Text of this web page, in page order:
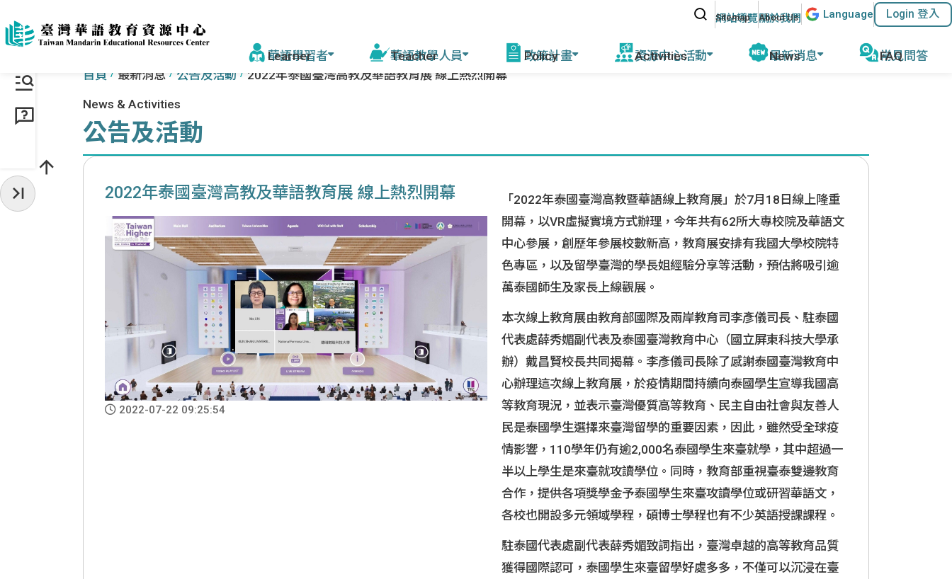
跳到主要內容區塊
站內搜尋
網站導覽關於我們 Language Login 登入
華語學習者
學校一覽
來臺步驟
獎學金
為什麼選臺灣
為什麼選臺灣
認識正體字
國際人才招生
驚豔臺灣學華語 測驗資訊
篩系統
華語教學人員
各校培訓
參考教材清單 華師任教心得
赴外華師
赴外華助
國內外徵才
駐外教育組
政策計畫
相關計畫 優華語官方資訊
執行學校網站與聯繫資訊
資源中心活動
年會ACTFL
最新消息 常見問答
首頁 最新消息 公告及活動 2022年泰國臺灣高教及華語教育展 線上熱烈開幕
News & Activities
公告及活動
2022年泰國臺灣高教及華語教育展 線上熱烈開幕
2022-07-22 09:25:54
「2022年泰國臺灣高教暨華語線上教育展」於7月18日線上隆重
開幕，以VR虛擬實境方式辦理，今年共有62所大專校院及華語文
中心參展，創歷年參展校數新高，教育展安排有我國大學校院特
色專區，以及留學臺灣的學長姐經驗分享等活動，預估將吸引逾
萬泰國師生及家長上線觀展。
本次線上教育展由教育部國際及兩岸教育司李彥儀司長、駐泰國
代表處薛秀媚副代表及泰國臺灣教育中心（國立屏東科技大學承
辦）戴昌賢校長共同揭幕。李彥儀司長除了感謝泰國臺灣教育中
心辦理這次線上教育展，於疫情期間持續向泰國學生宣導我國高
等教育現況，並表示臺灣優質高等教育、民主自由社會與友善人
民是泰國學生選擇來臺灣留學的重要因素，因此，雖然受全球疫
情影響，110學年仍有逾2,000名泰國學生來臺就學，其中超過一
半以上學生是來臺就攻讀學位。同時，教育部重視臺泰雙邊教育
合作，提供各項獎學金予泰國學生來臺攻讀學位或研習華語文，
各校也開設多元領域學程，碩博士學程也有不少英語授課課程。
駐泰國代表處副代表薛秀媚致詞指出，臺灣卓越的高等教育品質
獲得國際認可，泰國學生來臺留學好處多多，不僅可以沉浸在臺
收起常用服務